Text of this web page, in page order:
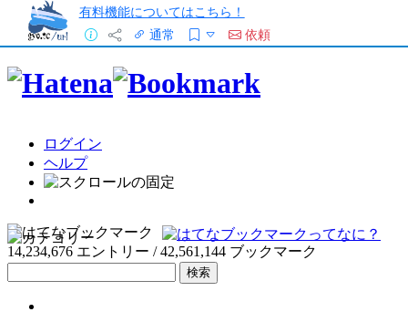
有料機能についてはこちら！
通常
依頼